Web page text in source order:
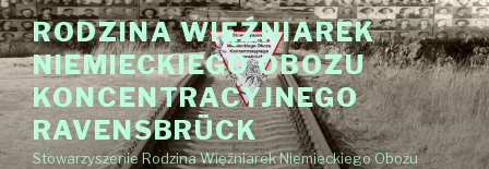
Przejdź
do
treści
RODZINA WIĘŹNIAREK
NIEMIECKIEGO OBOZU
KONCENTRACYJNEGO
RAVENSBRÜCK
Stowarzyszenie Rodzina Więźniarek Niemieckiego Obozu